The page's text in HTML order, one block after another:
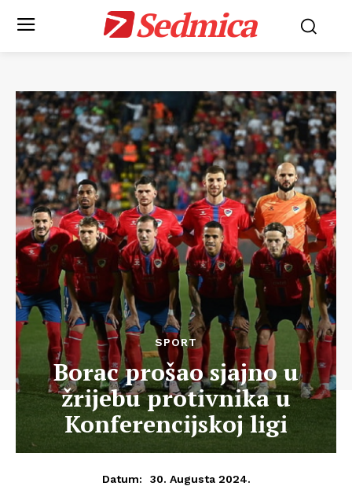
Sedmica
SPORT
Borac prošao sjajno u
žrijebu protivnika u
Konferencijskoj ligi
Datum: 30. Augusta 2024.